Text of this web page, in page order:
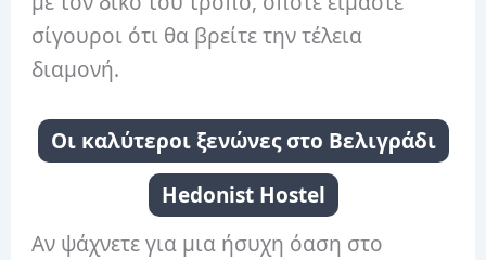
σίγουροι ότι θα βρείτε την τέλεια
διαμονή.
Οι καλύτεροι ξενώνες στο Βελιγράδι
Hedonist Hostel
Αν ψάχνετε για μια ήσυχη όαση στο